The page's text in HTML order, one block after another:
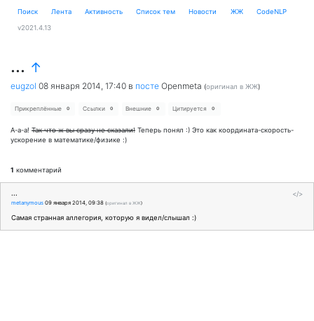
Поиск Лента Активность Cписок тем Новости ЖЖ CodeNLP
v2021.4.13
... ↑
eugzol 08 января 2014, 17:40 в посте Openmeta (оригинал в ЖЖ)
Прикреплённые 0 Ссылки 0 Внешние 0 Цитируется 0
А-а-а! Так что ж вы сразу не сказали! Теперь понял :) Это как координата-скорость-
ускорение в математике/физике :)
1 комментарий
</>
...
metanymous 09 января 2014, 09:38 (оригинал в ЖЖ)
Самая странная аллегория, которую я видел/слышал :)